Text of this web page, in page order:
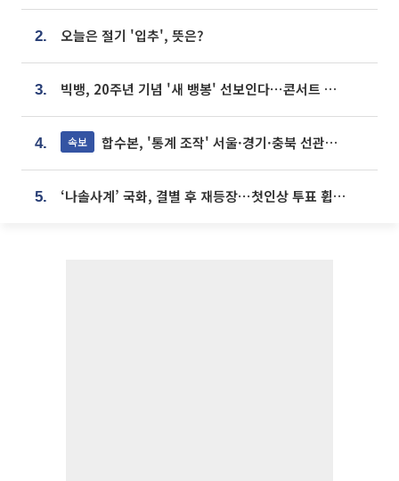
2. 오늘은 절기 '입추', 뜻은?
3. 빅뱅, 20주년 기념 '새 뱅봉' 선보인다⋯콘서트 앞두고 팝업 개최
4. 속보 합수본, '통계 조작' 서울·경기·충북 선관위 등 추가 압수수색
5. ‘나솔사계’ 국화, 결별 후 재등장⋯첫인상 투표 휩쓸고 ‘인기녀’ 등극